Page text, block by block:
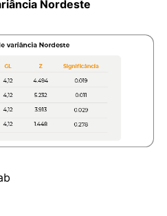
Nordeste